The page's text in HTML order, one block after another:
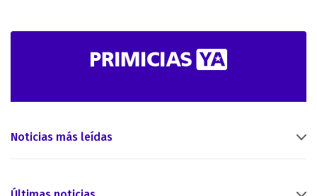
Noticias más leídas